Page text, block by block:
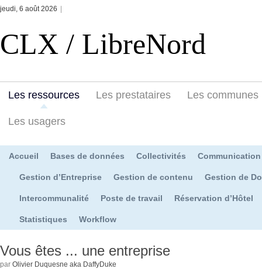
jeudi, 6 août 2026
CLX / LibreNord
Les ressources Les prestataires Les communes
Les usagers
Accueil Bases de données Collectivités Communication
Gestion d’Entreprise Gestion de contenu Gestion de
Intercommunalité Poste de travail Réservation d’Hôtel
Statistiques Workflow
Vous êtes ... une entreprise
par Olivier Duquesne aka DaffyDuke